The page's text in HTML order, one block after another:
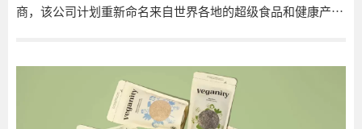
商，该公司计划重新命名来自世界各地的超级食品和健康产品
作。它重新格式化了产品组合，只留下最有用和最容易使用的
成分。它还扩大了具有附加功能的现成产品线（例如，添加了
纤维和维生素的产品）。 该计划旨在使“二十一世纪的产品”